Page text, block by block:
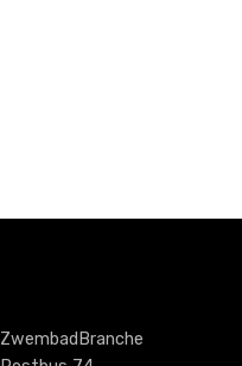
ZwembadBranche